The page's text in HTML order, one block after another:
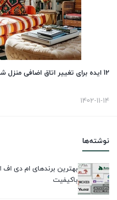
نوشته‌ها
باکیفیت
12 ایده برای تغییر اتاق اضافی منزل شما
1402-11-14